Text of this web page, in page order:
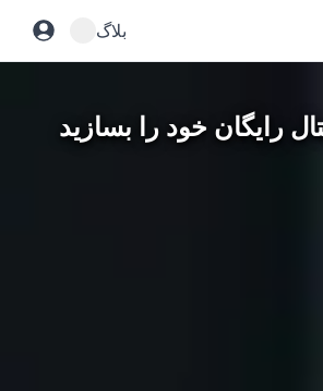
بلاگ
رایگان خود را بسازید